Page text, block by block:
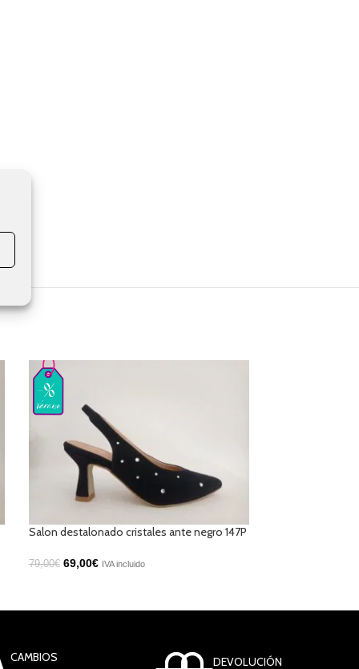
Salon destalonado cristales ante negro 147P
79,00€ 69,00€ IVA incluido
CAMBIOS DEVOLUCIÓN